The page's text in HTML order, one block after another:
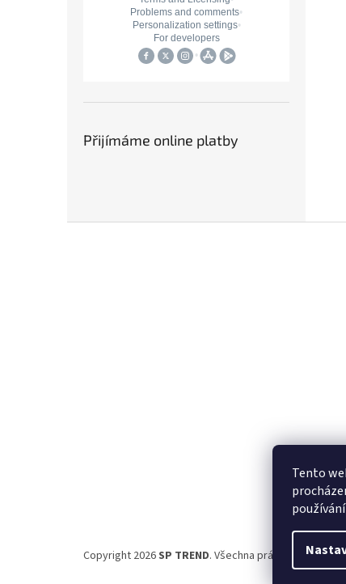
Tento
Přijímáme online platby
Copyright 2026SP TREND. Všechna práva vyhrazena.